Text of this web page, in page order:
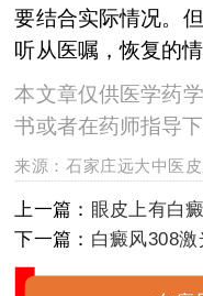
要结合实际情况。
听从医嘱，恢复的
本文章仅供医学药
书或者在药师指导
来源：石家庄远大中医
上一篇： 眼皮上有白
下一篇： 白癜风308